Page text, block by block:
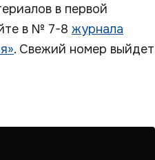
в первой
в № 7-8 журнала
. Свежий номер выйдет